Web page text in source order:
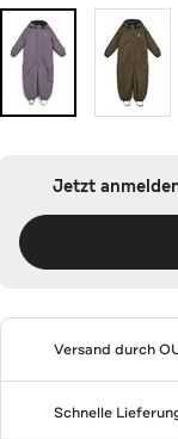
Jetzt
Versand durch
Schnelle